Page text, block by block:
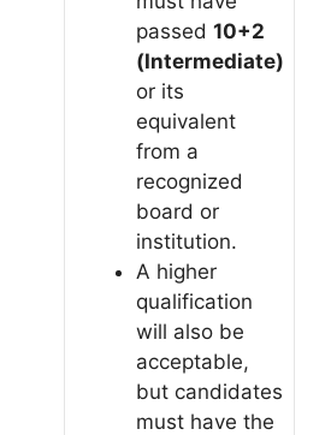
passed 10+2
(Intermediate)
or its
equivalent
from a
recognized
board or
institution.
A higher
qualification
will also be
acceptable,
but candidates
must have the